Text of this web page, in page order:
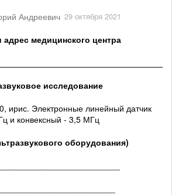
Андреевич 29 октября 2021
адрес медицинского центра
исследование
ирис. Электронные линейный датчик
и конвексный - 3,5 МГц
оборудования)